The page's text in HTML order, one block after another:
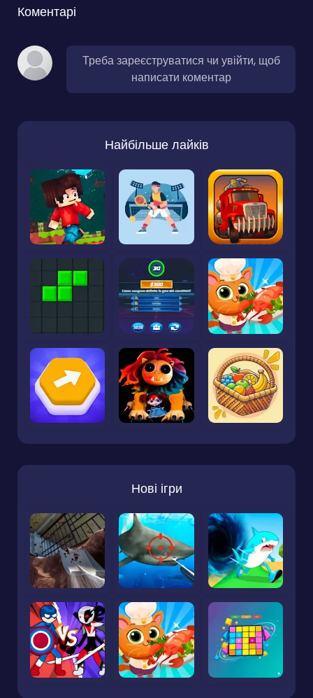
Коментарі
Треба зареєструватися чи увійти, щоб
написати коментар
Найбільше лайків
Нові ігри